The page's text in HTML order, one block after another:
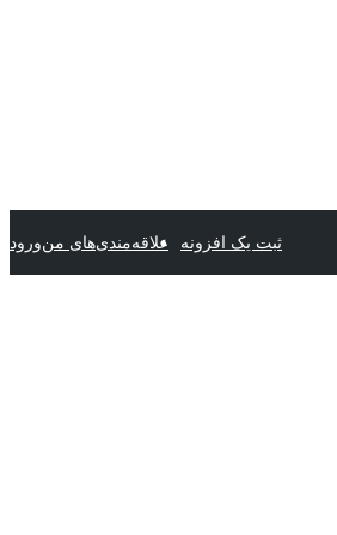
ثبت یک افزونه علاقه‌مندی‌های منورود